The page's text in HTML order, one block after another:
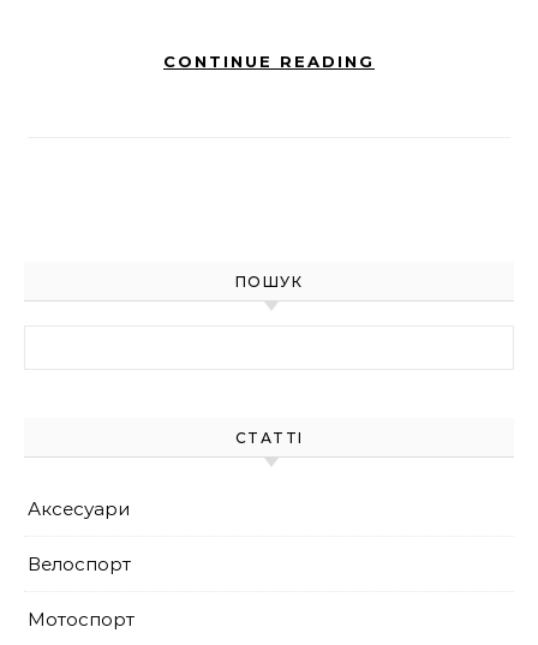
CONTINUE READING
ПОШУК
СТАТТІ
Аксесуари
Велоспорт
Мотоспорт